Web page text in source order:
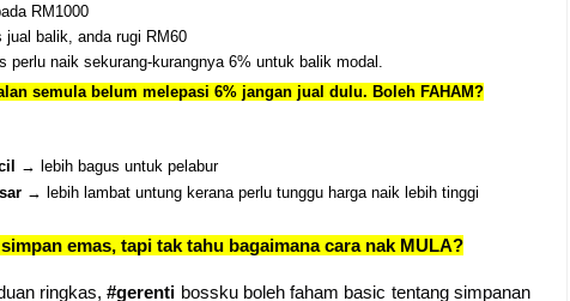
RM1000
jual balik, anda rugi RM60
perlu naik sekurang-kurangnya 6% untuk balik modal.
semula belum melepasi 6% jangan jual dulu. Boleh FAHAM?
→ lebih bagus untuk pelabur
→ lebih lambat untung kerana perlu tunggu harga naik lebih tinggi
emas, tapi tak tahu bagaimana cara nak MULA?
ringkas,#gerenti bossku boleh faham basic tentang simpanan